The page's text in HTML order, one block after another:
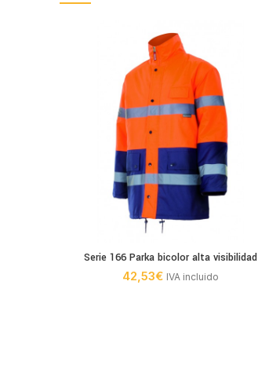
Serie 166 Parka bicolor alta visibilidad
42,53€ IVA incluido